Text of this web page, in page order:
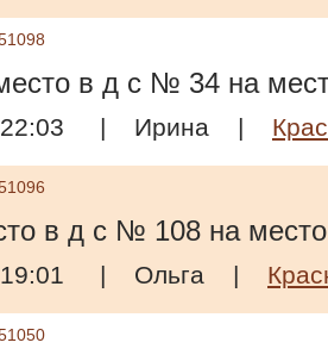
в д с № 34 на
| Ирина |
в д с № 108 на
| Ольга |